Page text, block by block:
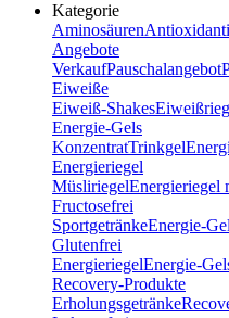
Kategorie
Aminosäuren
Angebote
VerkaufPauschalangebot
Eiweiße
Eiweiß-Shakes
Energie-Gels
KonzentratTrinkgel
Energieriegel
MüsliriegelEnergieriegel
Fructosefrei
SportgetränkeEnergie-
Glutenfrei
EnergieriegelEnergie-
Recovery-Produkte
Erholungsgetränke